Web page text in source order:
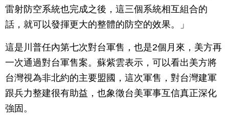
雷射防空系統也完成之後，這三個系統相互組合的
話，就可以發揮更大的整體的防空的效果。」
這是川普任內第七次對台軍售，也是2個月來，美方再
一次通過對台軍售案。蘇紫雲表示，可以看出美方將
台灣視為非北約的主要盟國，這次軍售，對台灣建軍
跟兵力整建很有助益，也象徵台美軍事互信真正深化
強固。